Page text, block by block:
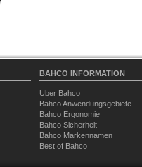
BAHCO INFORMATION
Über Bahco
Bahco Anwendungsgebiete
Bahco Ergonomie
Bahco Sicherheit
Bahco Markennamen
Best of Bahco